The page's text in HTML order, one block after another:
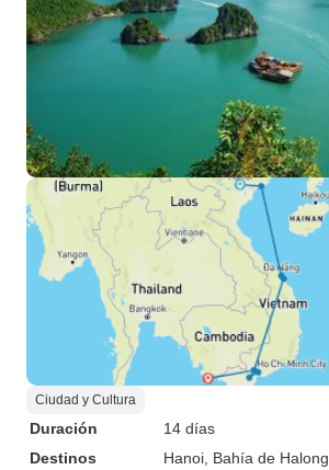
Ciudad y Cultura
Duración
14 días
Destinos
Hanoi , Bahía de Halong